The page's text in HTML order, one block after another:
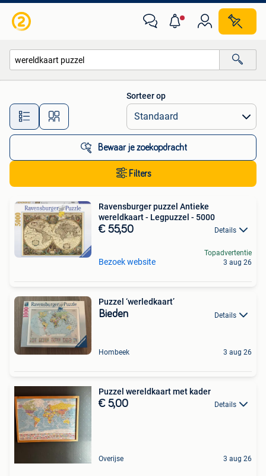
Alle afstanden…
Sorteer op
Bewaar je zoekopdracht
Filters
Ravensburger puzzel Antieke
wereldkaart - Legpuzzel - 5000
€ 55,50 Details
Bezoek website
Topadvertentie
3 aug 26
Puzzel ‘werledkaart’
Bieden Details
Hombeek 3 aug 26
Puzzel wereldkaart met kader
€ 5,00 Details
Overijse 3 aug 26